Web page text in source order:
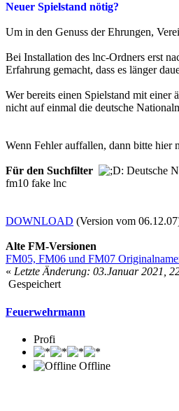
Neuer Spielstand nötig?
Um in den Genuss der Ehrungen,
Bei Installation des lnc-Ordners erst
Erfahrung gemacht, dass es länger
Wer bereits einen Spielstand mit einer
nicht auf einmal die deutsche
Wenn Fehler auffallen, dann bitte hier
Für den Suchfilter
: Deutsche
fm10 fake lnc
DOWNLOAD (Version vom
Alte FM-Versionen
FM05, FM06 und FM07
« Letzte Änderung: 03.Januar 2021,
Gespeichert
Feuerwehrmann
Profi
Offline